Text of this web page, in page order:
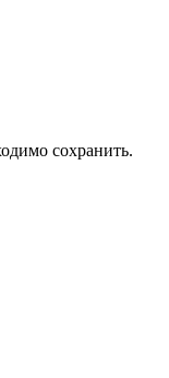
сохранить.